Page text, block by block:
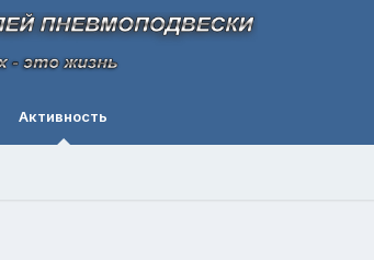
Активность